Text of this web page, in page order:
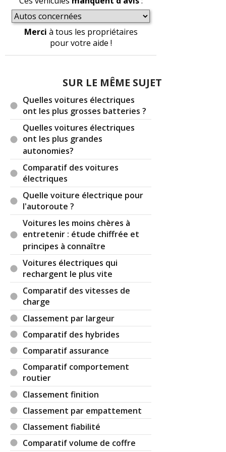
Chrichri(Date : 2019-12-08 12:09:27)
C'est très utile pour savoir ce que l'on peut y
entrer.
Merci.
Il y a1réaction(s) sur ce commentaire :
ParRay Kourgarou
TOP CONTRIBUTEUR
(2019-12-09 18:24:14) : Je peux prêter mon mètre
de couturière à l'Admin s'il peut venir le chercher
à Drancy... ;-))
Réagir à ce commentaire
(Votre post sera visible sous le commentaire)
ParLa Rémoise(Date : 2017-12-19 08:59:03)
Ces drôle ! Je n'en ai pas vu un seul qui remerciait
du travail accompli! Merci à vous de toutes ces
recherches!
Il y a5réaction(s) sur ce commentaire :
Par(2017-12-19 08:59:44) : Pardon pour la faute!
C'est !!!
Merci à tous les propriétaires
pour votre aide !
SUR LE MÊME SUJET
Quelles voitures électriques
ont les plus grosses batteries ?
Quelles voitures électriques
ont les plus grandes
autonomies?
Comparatif des voitures
électriques
Quelle voiture électrique pour
l'autoroute ?
Voitures les moins chères à
entretenir : étude chiffrée et
principes à connaître
Voitures électriques qui
rechargent le plus vite
Comparatif des vitesses de
charge
Classement par largeur
Comparatif des hybrides
Comparatif assurance
Comparatif comportement
routier
Classement finition
Classement par empattement
Classement fiabilité
Comparatif volume de coffre